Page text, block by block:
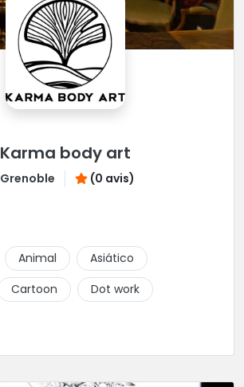
Karma body art
Grenoble (0 avis)
Animal
Asiático
Cartoon
Dot work